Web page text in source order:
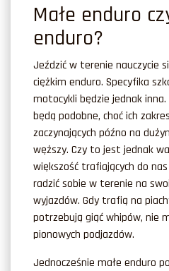
Małe enduro
enduro?
Jeździć w terenie nauczycie
ciężkim enduro. Specyfika
motocykli będzie jednak
będą podobne, choć ich
zaczynających późno na
węższy. Czy to jest jednak
większość trafiających do
radzić sobie w terenie na
wyjazdów. Gdy trafią na
potrzebują giąć whipów, nie
pionowych podjazdów.
Jednocześnie małe enduro